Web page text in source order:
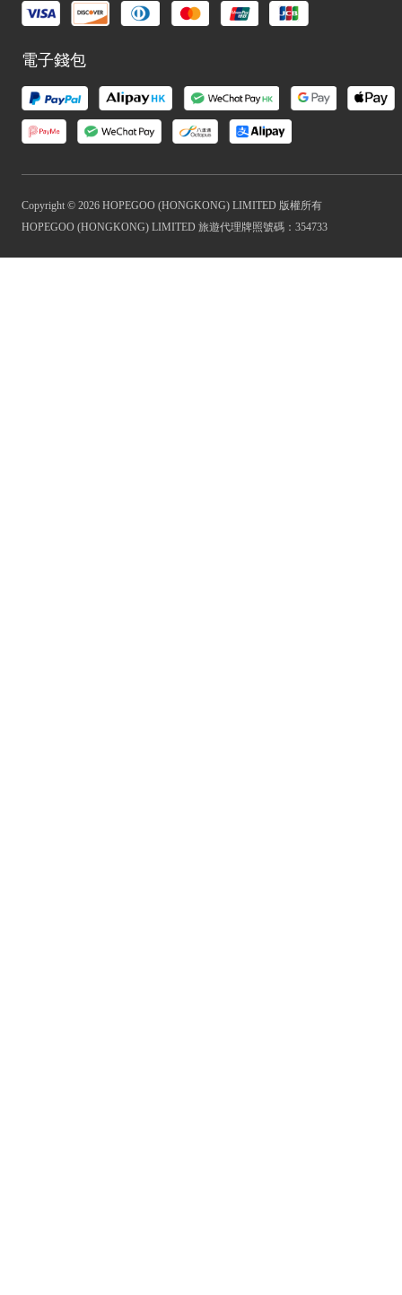
電子錢包
Copyright © 2026 HOPEGOO (HONGKONG) LIMITED 版權所有
HOPEGOO (HONGKONG) LIMITED 旅遊代理牌照號碼：354733